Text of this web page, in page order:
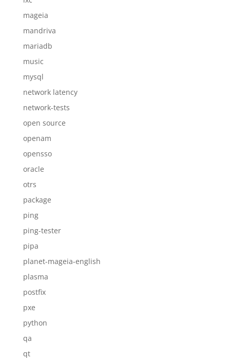
mageia
mandriva
mariadb
music
mysql
network latency
network-tests
open source
openam
opensso
oracle
otrs
package
ping
ping-tester
pipa
planet-mageia-english
plasma
postfix
pxe
python
qa
qt